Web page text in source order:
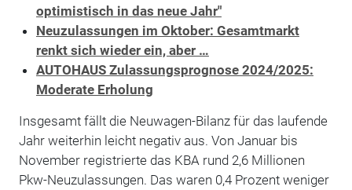
optimistisch in das neue Jahr"
Neuzulassungen im Oktober: Gesamtmarkt
renkt sich wieder ein, aber …
AUTOHAUS Zulassungsprognose 2024/2025:
Moderate Erholung
Insgesamt fällt die Neuwagen-Bilanz für das laufende
Jahr weiterhin leicht negativ aus. Von Januar bis
November registrierte das KBA rund 2,6 Millionen
Pkw-Neuzulassungen. Das waren 0,4 Prozent weniger